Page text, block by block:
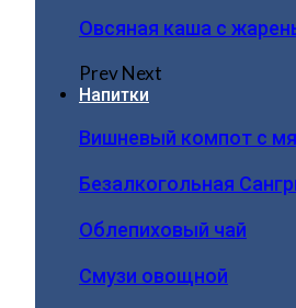
Овсяная каша с
PrevNext
Напитки
Вишневый компот с
Безалкогольная
Облепиховый чай
Смузи овощной